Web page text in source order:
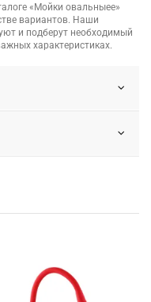
«Мойки овальныее»
вариантов. Наши
и подберут необходимый
характеристиках.